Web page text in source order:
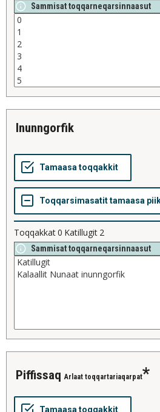
Sammisat toqqarneqarsinnaasut
inunngorfik
Toqqakkat0 Katillugit 2
Sammisat toqqarneqarsinnaasut
piffissaq Arlaat toqqartariaqarpat